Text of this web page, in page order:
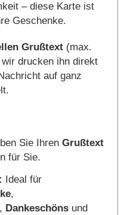
– diese Karte ist
Geschenke.
Grußtext (max.
drucken ihn direkt
auf ganz
Sie Ihren Grußtext
für Sie.
Ideal für
,
, Dankeschöns und